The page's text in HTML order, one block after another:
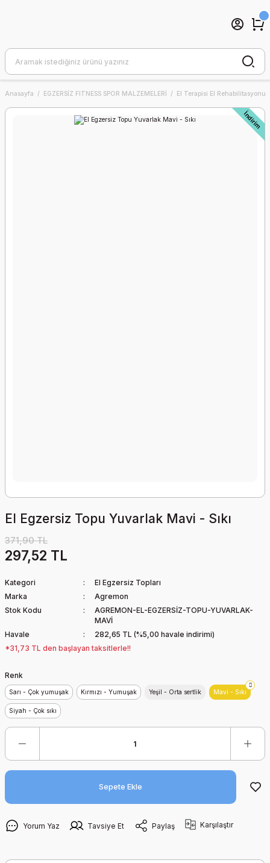
Anasayfa EGZERSİZ FITNESS SPOR MALZEMELERİ El Terapisi El Rehabilitasyonu
İndirim
El Egzersiz Topu Yuvarlak Mavi - Sıkı
371,90 TL
297,52 TL
Kategori
El Egzersiz Topları
Marka
Agremon
Stok Kodu
AGREMON-EL-EGZERSİZ-TOPU-YUVARLAK-
MAVİ
Havale
282,65 TL (%5,00 havale indirimi)
*31,73 TL den başlayan taksitlerle!!
Renk
Sarı - Çok yumuşak Kırmızı - Yumuşak Yeşil - Orta sertlik Mavi - Sıkı
Siyah - Çok sıkı
Sepete Ekle
Yorum Yaz Tavsiye Et Paylaş Karşılaştır